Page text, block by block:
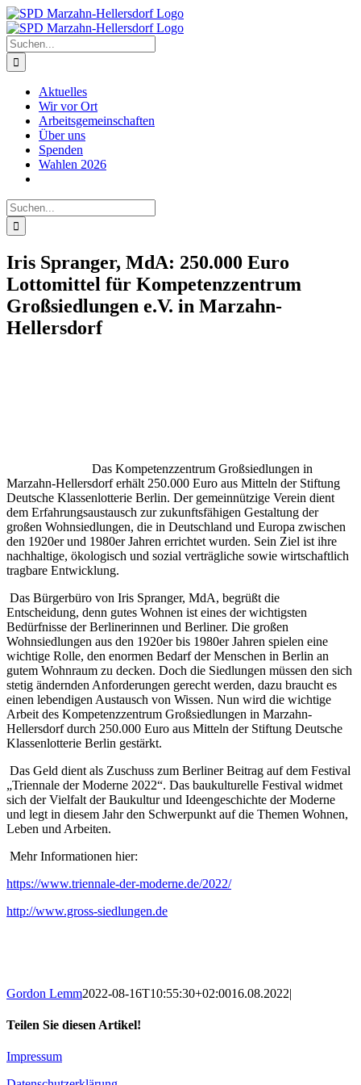
Zum
Inhalt
springen
Suche
nach:
Aktuelles
Wir vor Ort
Arbeitsgemeinschaften
Über uns
Spenden
Wahlen 2026
Suche
nach:
Iris Spranger, MdA: 250.000 Euro
Lottomittel für Kompetenzzentrum
Großsiedlungen e.V. in Marzahn-
Hellersdorf
Das Kompetenzzentrum Großsiedlungen in
Marzahn-Hellersdorf erhält 250.000 Euro aus Mitteln der Stiftung
Deutsche Klassenlotterie Berlin. Der gemeinnützige Verein dient
dem Erfahrungsaustausch zur zukunftsfähigen Gestaltung der
großen Wohnsiedlungen, die in Deutschland und Europa zwischen
den 1920er und 1980er Jahren errichtet wurden. Sein Ziel ist ihre
nachhaltige, ökologisch und sozial verträgliche sowie wirtschaftlich
tragbare Entwicklung.
Das Bürgerbüro von Iris Spranger, MdA, begrüßt die
Entscheidung, denn gutes Wohnen ist eines der wichtigsten
Bedürfnisse der Berlinerinnen und Berliner. Die großen
Wohnsiedlungen aus den 1920er bis 1980er Jahren spielen eine
wichtige Rolle, den enormen Bedarf der Menschen in Berlin an
gutem Wohnraum zu decken. Doch die Siedlungen müssen den sich
stetig ändernden Anforderungen gerecht werden, dazu braucht es
einen lebendigen Austausch von Wissen. Nun wird die wichtige
Arbeit des Kompetenzzentrum Großsiedlungen in Marzahn-
Hellersdorf durch 250.000 Euro aus Mitteln der Stiftung Deutsche
Klassenlotterie Berlin gestärkt.
Das Geld dient als Zuschuss zum Berliner Beitrag auf dem Festival
„Triennale der Moderne 2022“. Das baukulturelle Festival widmet
sich der Vielfalt der Baukultur und Ideengeschichte der Moderne
und legt in diesem Jahr den Schwerpunkt auf die Themen Wohnen,
Leben und Arbeiten.
Mehr Informationen hier:
https://www.triennale-der-moderne.de/2022/
http://www.gross-siedlungen.de
Gordon Lemm2022-08-16T10:55:30+02:0016.08.2022|
Teilen Sie diesen Artikel!
Facebook
X
Reddit
LinkedIn
WhatsApp
Tumblr
Pinterest
Vk
E-
Impressum